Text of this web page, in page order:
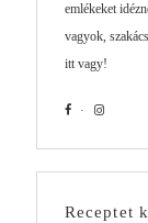
emlékeket
vagyok,
itt vagy!
Receptet